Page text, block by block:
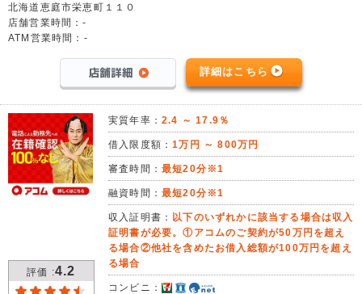
北海道恵庭市栄恵町１１０
店舗営業時間：-
ATM営業時間：-
詳細はこちら
評価 :4.2
実質年率： 2.4 ～ 17.9％
借入限度額：1万円 ～ 800万円
審査時間： 最短20分※1
融資時間： 最短20分※1
収入証明書： 以下のいずれかに該当する場合は収入
証明書が必要。①アコムのご契約が50万円を超え
る場合②他社を含めたお借入総額が100万円を超え
る場合
コンビニ：